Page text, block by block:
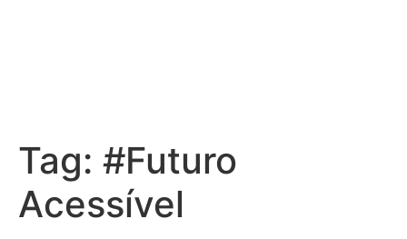
Tag: #Futuro
Acessível